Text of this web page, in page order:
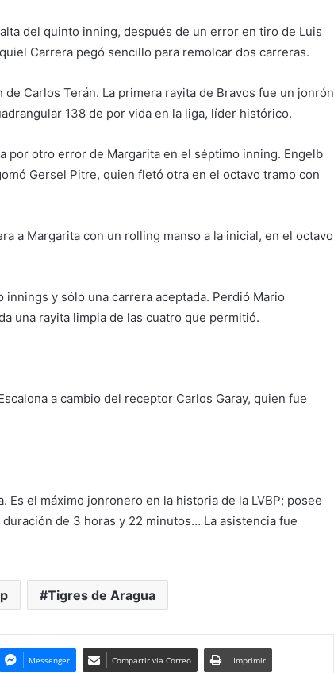
del quinto inning, después de un error en tiro de Luis
Carrera pegó sencillo para remolcar dos carreras.
Carlos Terán. La primera rayita de Bravos fue un jonrón
138 de por vida en la liga, líder histórico.
otro error de Margarita en el séptimo inning. Engelb
Gersel Pitre, quien fletó otra en el octavo tramo con
a Margarita con un rolling manso a la inicial, en el octavo
y sólo una carrera aceptada. Perdió Mario
una rayita limpia de las cuatro que permitió.
a cambio del receptor Carlos Garay, quien fue
el máximo jonronero en la historia de la LVBP; posee
de 3 horas y 22 minutos… La asistencia fue
Tigres de Aragua
Messenger Compartir via Correo Imprimir